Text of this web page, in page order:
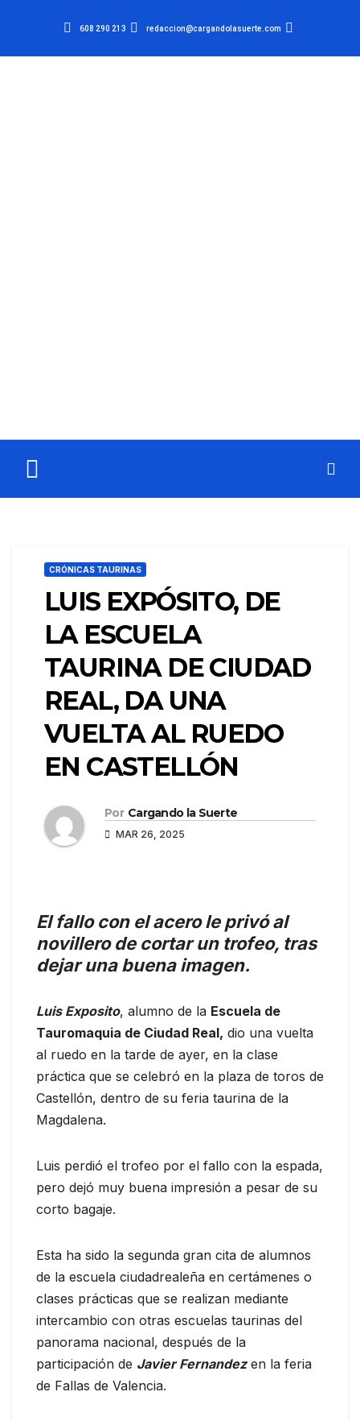
608 290 213 redaccion@cargandolasuerte.com
CRÓNICAS TAURINAS
LUIS EXPÓSITO, DE
LA ESCUELA
TAURINA DE CIUDAD
REAL, DA UNA
VUELTA AL RUEDO
EN CASTELLÓN
Por Cargando la Suerte
MAR 26, 2025
El fallo con el acero le privó al
novillero de cortar un trofeo, tras
dejar una buena imagen.
Luis Exposito, alumno de la Escuela de
Tauromaquia de Ciudad Real, dio una vuelta
al ruedo en la tarde de ayer, en la clase
práctica que se celebró en la plaza de toros de
Castellón, dentro de su feria taurina de la
Magdalena.
Luis perdió el trofeo por el fallo con la espada,
pero dejó muy buena impresión a pesar de su
corto bagaje.
Esta ha sido la segunda gran cita de alumnos
de la escuela ciudadrealeña en certámenes o
clases prácticas que se realizan mediante
intercambio con otras escuelas taurinas del
panorama nacional, después de la
participación de Javier Fernandezen la feria
de Fallas de Valencia.